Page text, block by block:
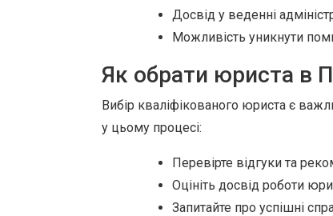
Досвід у веденні
Можливість уникнути
Як обрати юриста в
Вибір кваліфікованого юриста є
у цьому процесі:
Перевірте відгуки та
Оцініть досвід роботи
Запитайте про успішні